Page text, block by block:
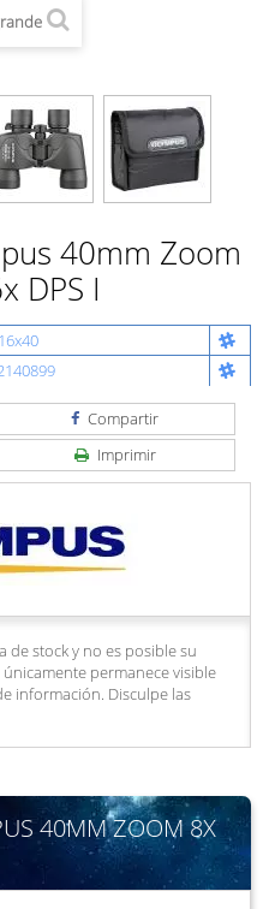
40mm Zoom
DPS I
Compartir
Imprimir
de stock y no es posible su
permanece visible
información. Disculpe las
40MM ZOOM 8X